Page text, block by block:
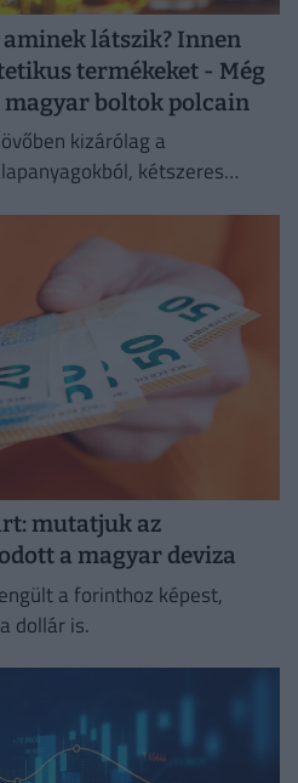
látszik? Innen
termékeket - Még
boltok polcain
kizárólag a
kétszeres
mutatjuk az
a magyar deviza
a forinthoz képest,
dollár is.